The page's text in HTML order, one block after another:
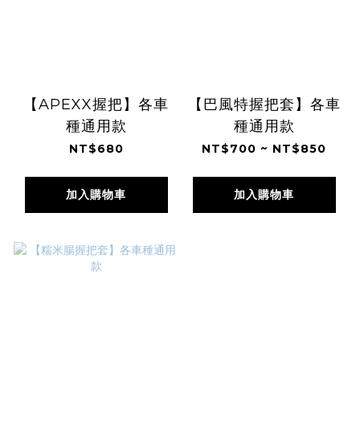
【APEXX握把】各車
種通用款
NT$680
加入購物車
【巴風特握把套】各車
種通用款
NT$700 ~ NT$850
加入購物車